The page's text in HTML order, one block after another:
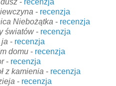
- recenzja
Niebożątka - recenzja
światów- recenzja
- recenzja
domu - recenzja
- recenzja
z kamienia - recenzja
- recenzja